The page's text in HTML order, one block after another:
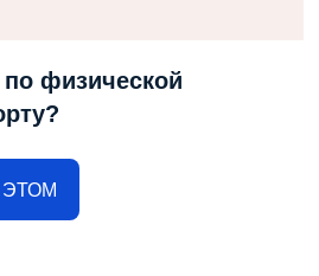
физической